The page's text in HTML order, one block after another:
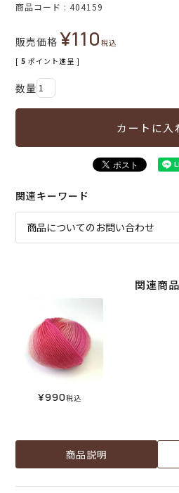
商品コード 404159
販売価格 ¥110税込
[ 5 ポイント進呈 ]
カートに入
関連キーワード
商品についてのお問い合わせ
関連商品
¥990税込
商品説明